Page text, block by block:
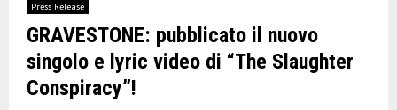
Press Release
GRAVESTONE: pubblicato il nuovo
singolo e lyric video di “The Slaughter
Conspiracy”!